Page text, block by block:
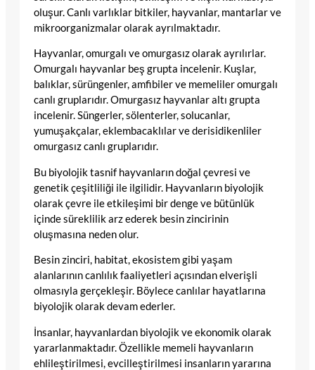
oluşur. Canlı varlıklar bitkiler, hayvanlar, mantarlar ve
mikroorganizmalar olarak ayrılmaktadır.
Hayvanlar, omurgalı ve omurgasız olarak ayrılırlar.
Omurgalı hayvanlar beş grupta incelenir. Kuşlar,
balıklar, sürüngenler, amfibiler ve memeliler omurgalı
canlı gruplarıdır. Omurgasız hayvanlar altı grupta
incelenir. Süngerler, sölenterler, solucanlar,
yumuşakçalar, eklembacaklılar ve derisidikenliler
omurgasız canlı gruplarıdır.
Bu biyolojik tasnif hayvanların doğal çevresi ve
genetik çeşitliliği ile ilgilidir. Hayvanların biyolojik
olarak çevre ile etkileşimi bir denge ve bütünlük
içinde süreklilik arz ederek besin zincirinin
oluşmasına neden olur.
Besin zinciri, habitat, ekosistem gibi yaşam
alanlarının canlılık faaliyetleri açısından elverişli
olmasıyla gerçekleşir. Böylece canlılar hayatlarına
biyolojik olarak devam ederler.
İnsanlar, hayvanlardan biyolojik ve ekonomik olarak
yararlanmaktadır. Özellikle memeli hayvanların
ehlileştirilmesi, evcilleştirilmesi insanların yararına